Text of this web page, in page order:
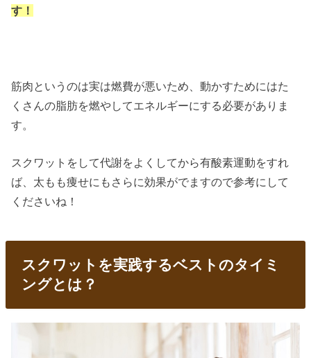
す！
筋肉というのは実は燃費が悪いため、動かすためにはた
くさんの脂肪を燃やしてエネルギーにする必要がありま
す。
スクワットをして代謝をよくしてから有酸素運動をすれ
ば、太もも痩せにもさらに効果がでますので参考にして
くださいね！
スクワットを実践するベストのタイミ
ングとは？